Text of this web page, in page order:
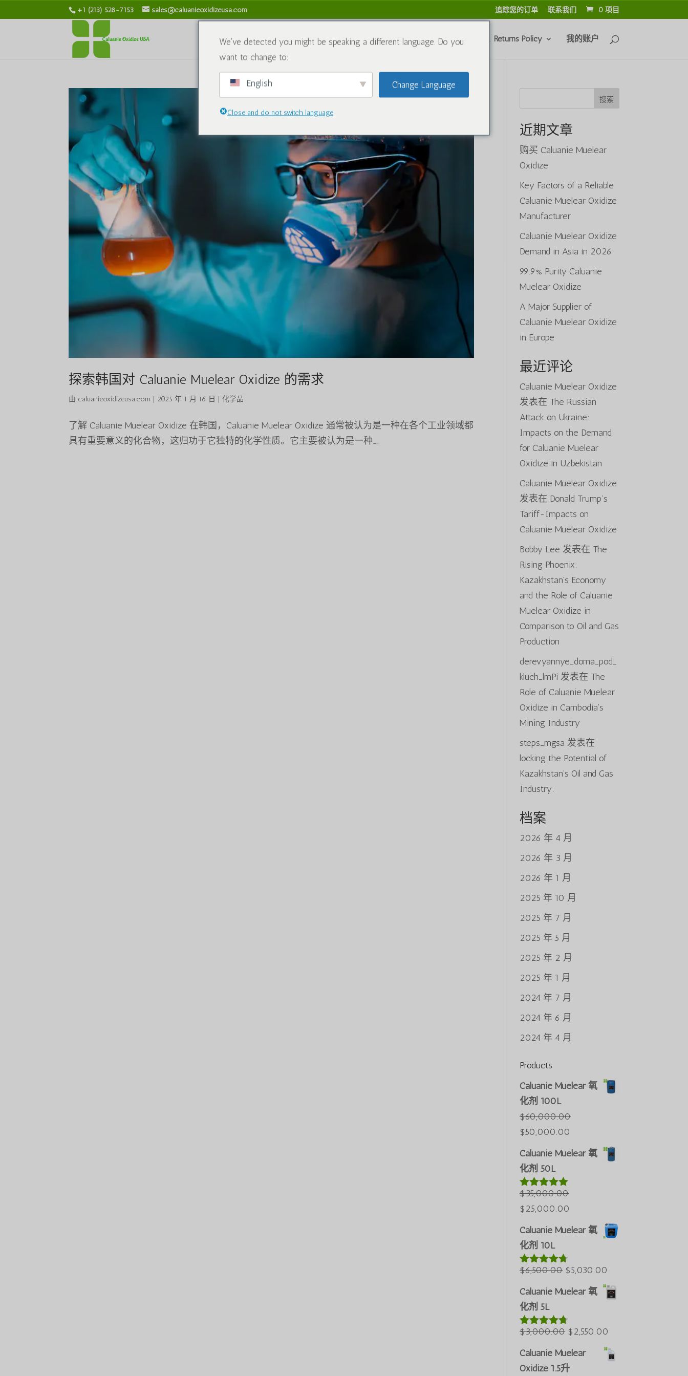
+1 (213) 528-7153 sales@caluanieoxidizeusa.com 追踪您的订单 联系我们 0 项目
关于我们 化学品 博客 联系我们 Refunds & Returns Policy 我的账户
探索韩国对 Caluanie Muelear Oxidize 的需求
由 caluanieoxidizeusa.com | 2025 年 1 月 16 日 |化学品
了解 Caluanie Muelear Oxidize 在韩国，Caluanie Muelear Oxidize 通常被认为是一种在各个工业领域都
具有重要意义的化合物，这归功于它独特的化学性质。它主要被认为是一种……
搜索
近期文章
购买 Caluanie Muelear
Oxidize
Key Factors of a Reliable
Caluanie Muelear Oxidize
Manufacturer
Caluanie Muelear Oxidize
Demand in Asia in 2026
99.9% Purity Caluanie
Muelear Oxidize
A Major Supplier of
Caluanie Muelear Oxidize
in Europe
最近评论
Caluanie Muelear Oxidize
发表在 The Russian
Attack on Ukraine:
Impacts on the Demand
for Caluanie Muelear
Oxidize in Uzbekistan
Caluanie Muelear Oxidize
发表在 Donald Trump’s
Tariff-Impacts on
Caluanie Muelear Oxidize
Bobby Lee 发表在 The
Rising Phoenix:
Kazakhstan’s Economy
and the Role of Caluanie
Muelear Oxidize in
Comparison to Oil and Gas
Production
derevyannye_doma_pod_
kluch_lmPi 发表在 The
Role of Caluanie Muelear
Oxidize in Cambodia’s
Mining Industry
steps_mgsa 发表在
locking the Potential of
Kazakhstan’s Oil and Gas
Industry:
档案
2026 年 4 月
2026 年 3 月
2026 年 1 月
2025 年 10 月
2025 年 7 月
2025 年 5 月
2025 年 2 月
2025 年 1 月
2024 年 7 月
2024 年 6 月
2024 年 4 月
Products
Caluanie Muelear 氧
化剂 100L
$60,000.00
原
为：
$60,000.00。
$50,000.00
前
Caluanie Muelear 氧
化剂 50L
评分5.00
&sol; 5
$35,000.00
原
为：
$35,000.00。
$25,000.00
前
为：
$25,000.00。
Caluanie Muelear 氧
化剂 10L
评分4.60
$6,500.00 原
价
$6,500.00。
$5,030.00
前
价
为：
$5,030.00。
Caluanie Muelear 氧
化剂 5L
评分4.64
$3,000.00 原
价
为：
$2,550.00
前
价
Caluanie Muelear
Oxidize 1.5升
We've detected you might be speaking a different language. Do you
want to change to:
English Change Language
Close and do not switch language
Deutsch (Sie)
日本語
Қазақ тілі
한국어
Русский
ភាសាខ្មែរ
Bahasa Melayu
Türkçe
Azərbaycan dili
Português do Brasil